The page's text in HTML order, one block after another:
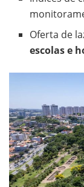
Oferta de
escolas e